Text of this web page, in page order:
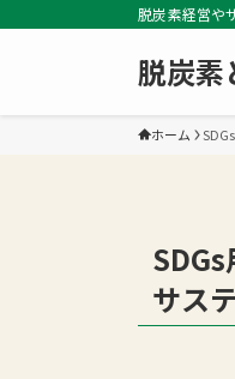
脱炭素経営や
脱炭素
ホーム
サス